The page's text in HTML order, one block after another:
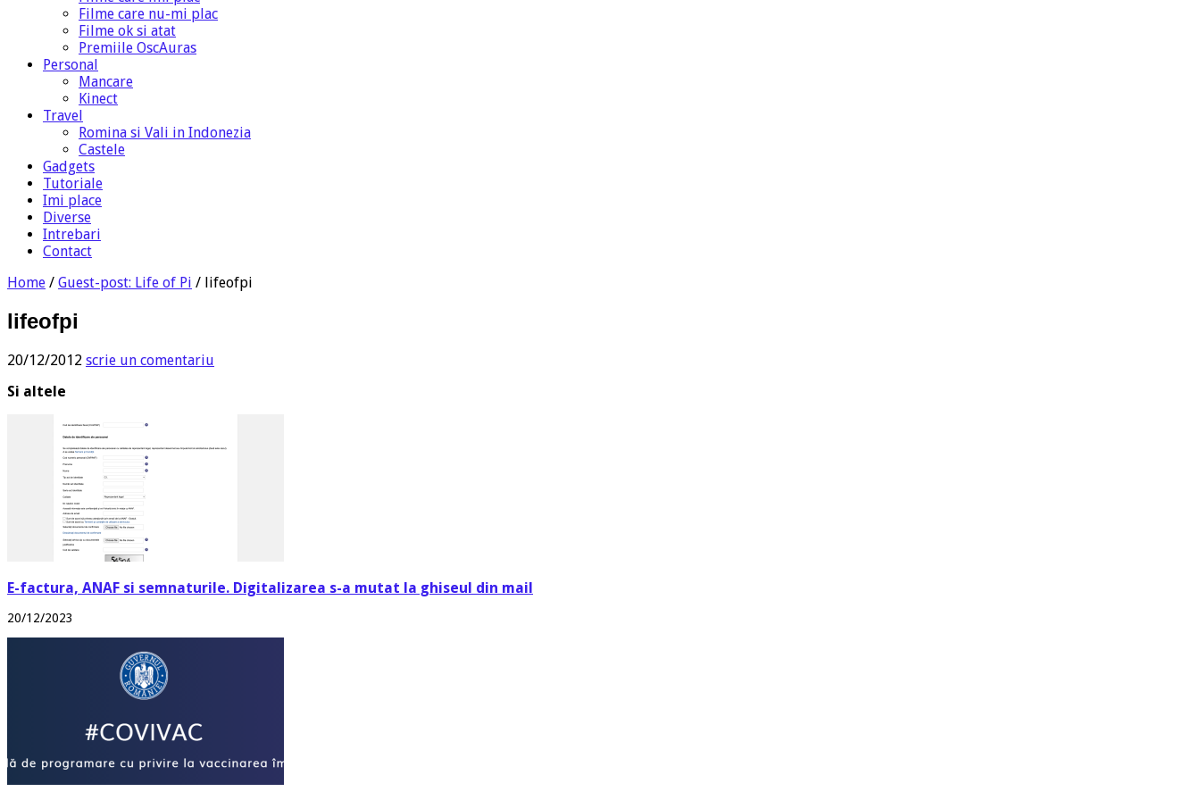
Filme care nu-mi plac
Filme ok si atat
Premiile OscAuras
Personal
Mancare
Kinect
Travel
Romina si Vali in Indonezia
Castele
Gadgets
Tutoriale
Imi place
Diverse
Intrebari
Contact
Home / Guest-post: Life of Pi / lifeofpi
lifeofpi
20/12/2012 scrie un comentariu
Si altele
E-factura, ANAF si semnaturile. Digitalizarea s-a mutat la ghiseul din mail
20/12/2023